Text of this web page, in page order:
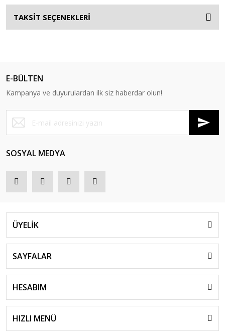
TAKSİT SEÇENEKLERİ
E-BÜLTEN
Kampanya ve duyurulardan ilk siz haberdar olun!
SOSYAL MEDYA
ÜYELİK
SAYFALAR
HESABIM
HIZLI MENÜ